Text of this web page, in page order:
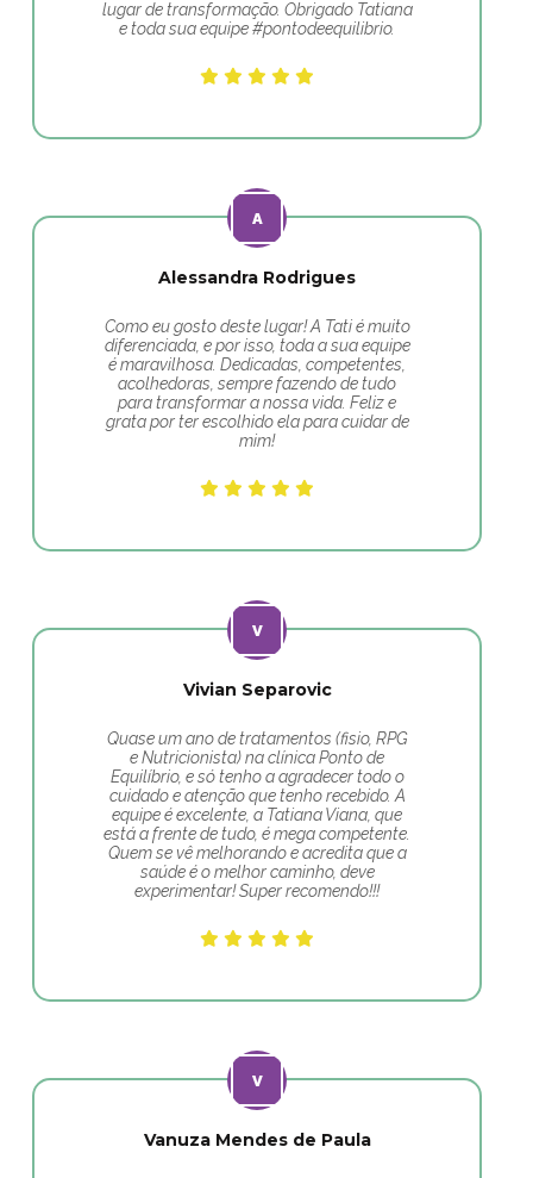
lugar de transformação. Obrigado Tatiana
e toda sua equipe #pontodeequilibrio.
Alessandra Rodrigues
Como eu gosto deste lugar! A Tati é muito
diferenciada, e por isso, toda a sua equipe
é maravilhosa. Dedicadas, competentes,
acolhedoras, sempre fazendo de tudo
para transformar a nossa vida. Feliz e
grata por ter escolhido ela para cuidar de
mim!
Vivian Separovic
Quase um ano de tratamentos (fisio, RPG
e Nutricionista) na clínica Ponto de
Equilíbrio, e só tenho a agradecer todo o
cuidado e atenção que tenho recebido. A
equipe é excelente, a Tatiana Viana, que
está a frente de tudo, é mega competente.
Quem se vê melhorando e acredita que a
saúde é o melhor caminho, deve
experimentar! Super recomendo!!!
Vanuza Mendes de Paula